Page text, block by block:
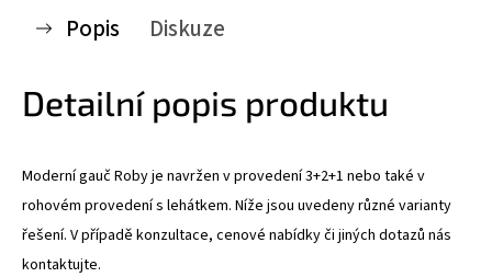
Popis Diskuze
Detailní popis produktu
Moderní gauč Roby je navržen v provedení 3+2+1 nebo také v
rohovém provedení s lehátkem. Níže jsou uvedeny různé varianty
řešení. V případě konzultace, cenové nabídky či jiných dotazů nás
kontaktujte.